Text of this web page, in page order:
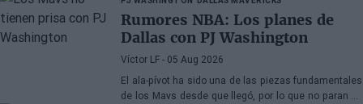
Rumores NBA: Los planes de
Dallas con PJ Washington
Víctor LF - 05 Aug 2026
El ala-pívot ha sido una de las piezas fundamentales
de los Mavs desde que llegó, por lo que no paran de